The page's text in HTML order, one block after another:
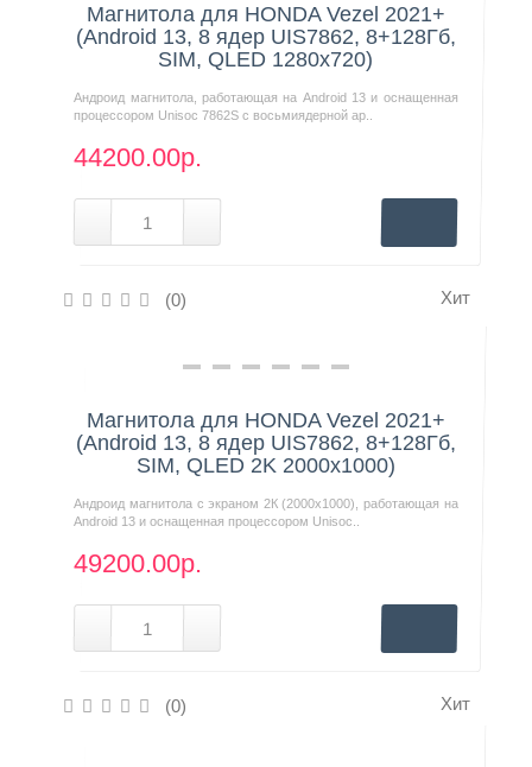
Магнитола для HONDA Vezel 2021+
(Android 13, 8 ядер UIS7862, 8+128Гб,
SIM, QLED 1280x720)
Андроид магнитола, работающая на Android 13 и оснащенная
процессором Unisoc 7862S с восьмиядерной ар..
44200.00р.
(0) Хит
Нашли дешевле?
Магнитола для HONDA Vezel 2021+
(Android 13, 8 ядер UIS7862, 8+128Гб,
SIM, QLED 2K 2000x1000)
Андроид магнитола с экраном 2К (2000х1000), работающая на
Android 13 и оснащенная процессором Unisoc..
49200.00р.
(0) Хит